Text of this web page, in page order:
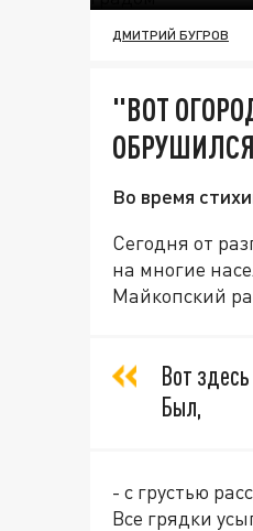
ДМИТРИЙ БУГРОВ
"ВОТ
Во время
Сегодня от
на многие
Майкопский
Вот
Был,
- с грустью
Все грядки